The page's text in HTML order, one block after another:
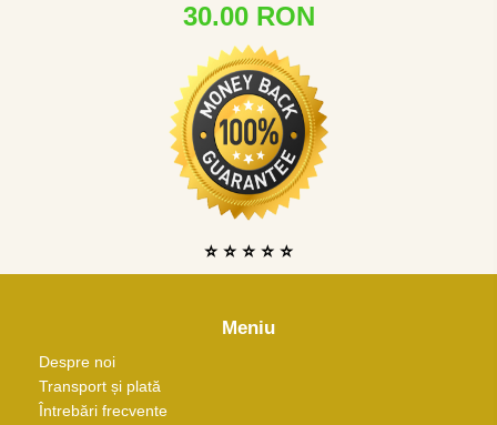
30.00 RON
⭐ ⭐ ⭐ ⭐ ⭐
Meniu
Despre noi
Transport și plată
Întrebări frecvente